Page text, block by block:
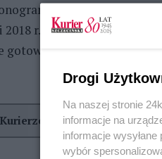
pierwsze prace
r. Następnie w
gotowa do zwodowania, a
Szczecińskim”,e-
Drogi
Na naszej stronie
informacje na
informacje
wybór